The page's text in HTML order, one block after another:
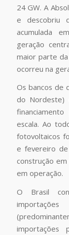
24 GW. A
e descobriu
acumulada
geração
maior parte
ocorreu na
Os bancos de
do Nordeste)
escala. Ao
fotovoltaicos
e fevereiro
construção
em operação.
O Brasil